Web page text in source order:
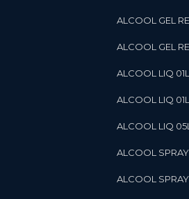
ALCOOL GEL
ALCOOL GEL
ALCOOL LIQ
ALCOOL LIQ
ALCOOL LIQ
ALCOOL
ALCOOL